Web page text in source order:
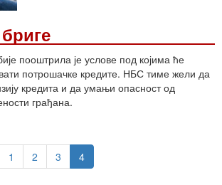
пооштрила је услове под којима ће
потрошачке кредите. НБС тиме жели да
кредита и да умањи опасност од
грађана.
1 2 3 4